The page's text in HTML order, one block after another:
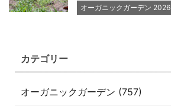
オーガニックガーデン 2026
カテゴリー
オーガニックガーデン (757)